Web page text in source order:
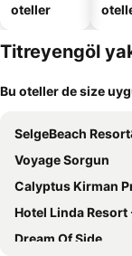
oteller
Titreyengöl
Bu oteller de size
SelgeBeach
Voyage Sorgun
Calyptus Kirman
Hotel Linda Resort -
Dream Of Side